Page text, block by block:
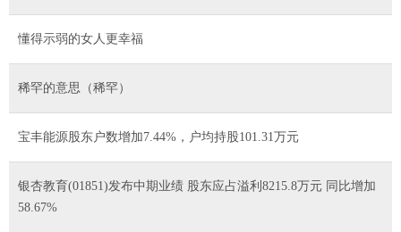
懂得示弱的女人更幸福
稀罕的意思（稀罕）
宝丰能源股东户数增加7.44%，户均持股101.31万元
银杏教育(01851)发布中期业绩 股东应占溢利8215.8万元 同比增加
58.67%